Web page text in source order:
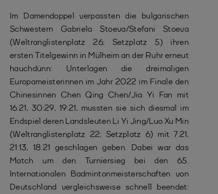
Im Damendoppel verpassten die bulgarischen
Schwestern Gabriela Stoeva/Stefani Stoeva
(Weltranglistenplatz 26; Setzplatz 5) ihren
ersten Titelgewinn in Mülheim an der Ruhr erneut
hauchdünn: Unterlagen die dreimaligen
Europameisterinnen im Jahr 2022 im Finale den
Chinesinnen Chen Qing Chen/Jia Yi Fan mit
16:21, 30:29, 19:21, mussten sie sich diesmal im
Endspiel deren Landsleuten Li Yi Jing/Luo Xu Min
(Weltranglistenplatz 22; Setzplatz 6) mit 7:21,
21:13, 18:21 geschlagen geben. Dabei war das
Match um den Turniersieg bei den 65.
Internationalen Badmintonmeisterschaften von
Deutschland vergleichsweise schnell beendet: